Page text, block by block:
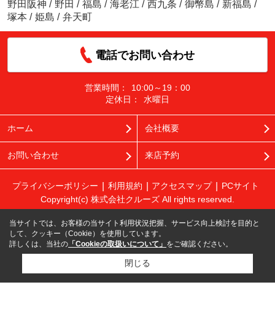
野田阪神 / 野田 / 福島 / 海老江 / 西九条 / 御幣島 / 新福島 /
塚本 / 姫島 / 弁天町
電話でお問い合わせ
営業時間：
10:00～19：00
定休日：
水曜日
ホーム 会社概要
お問い合わせ 来店予約
プライバシーポリシー 利用規約 アクセスマップ
PCサイト
Copyright(c) 株式会社クルーズ All rights reserved.
当サイトでは、お客様の当サイト利用状況把握、サービス向上検討を目的と
して、クッキー（Cookie）を使用しています。
詳しくは、当社の 「Cookieの取扱いについて」 をご確認ください。
閉じる